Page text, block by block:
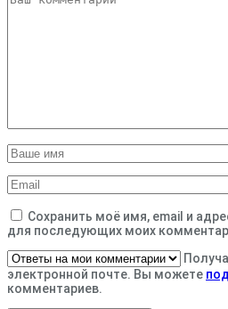
Сохранить моё имя, email и
для последующих моих
электронной почте. Вы можете
комментариев.